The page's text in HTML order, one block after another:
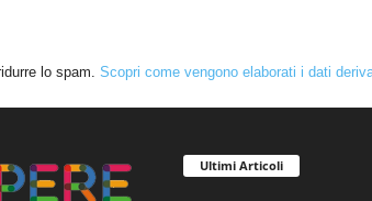
lo spam. Scopri come vengono elaborati i dati
Ultimi Articoli